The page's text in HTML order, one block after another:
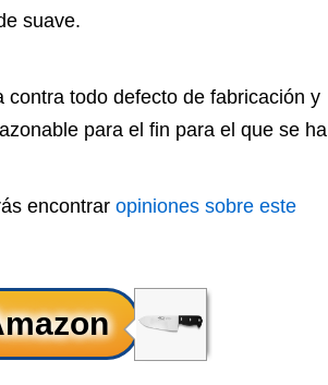
suave.
contra todo defecto de fabricación y
para el fin para el que se ha
encontrar opiniones sobre este